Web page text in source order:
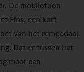
De mobilofoon
Fins, een kort
van het rempedaal.
Dat er tussen het
maar een